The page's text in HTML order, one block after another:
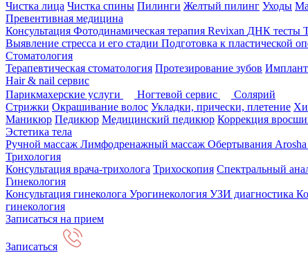
Чистка лица Чистка спины Пилинги Желтый пилинг Уходы
Превентивная медицина
Консультация Фотодинамическая терапия Revixan ДНК тесты
Выявление стресса и его стадии Подготовка к пластической
Стоматология
Терапевтическая стоматология Протезирование зубов
Hair & nail сервис
Парикмахерские услуги
Ногтевой сервис
Солярий
Стрижки Окрашивание волос Укладки, прически, плетение
Маникюр Педикюр Медицинский педикюр Коррекция
Эстетика тела
Ручной массаж Лимфодренажный массаж Обертывания Arosha
Трихология
Консультация врача-трихолога Трихоскопия Спектральный
Гинекология
Консультация гинеколога Урогинекология УЗИ диагностика
гинекология
Записаться на прием
Записаться